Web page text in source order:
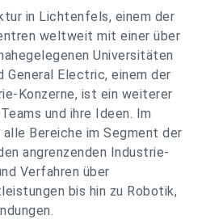
in Lichtenfels, einem der
weltweit mit einer über
Universitäten
General Electric, einem der
Konzerne, ist ein weiterer
und ihre Ideen. Im
Bereiche im Segment der
angrenzenden Industrie-
Verfahren über
bis hin zu Robotik,